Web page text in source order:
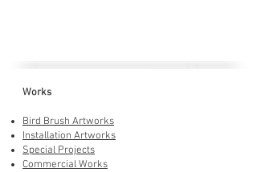
Works
Bird Brush Artworks
Installation Artworks
Special Projects
Commercial Works